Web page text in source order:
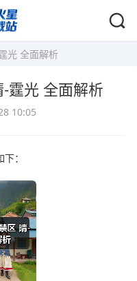
光 全面解析
霆光 全面解析
10:05
：